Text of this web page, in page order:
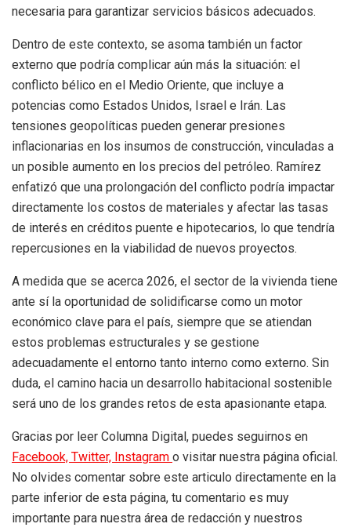
necesaria para garantizar servicios básicos adecuados.
Dentro de este contexto, se asoma también un factor
externo que podría complicar aún más la situación: el
conflicto bélico en el Medio Oriente, que incluye a
potencias como Estados Unidos, Israel e Irán. Las
tensiones geopolíticas pueden generar presiones
inflacionarias en los insumos de construcción, vinculadas a
un posible aumento en los precios del petróleo. Ramírez
enfatizó que una prolongación del conflicto podría impactar
directamente los costos de materiales y afectar las tasas
de interés en créditos puente e hipotecarios, lo que tendría
repercusiones en la viabilidad de nuevos proyectos.
A medida que se acerca 2026, el sector de la vivienda tiene
ante sí la oportunidad de solidificarse como un motor
económico clave para el país, siempre que se atiendan
estos problemas estructurales y se gestione
adecuadamente el entorno tanto interno como externo. Sin
duda, el camino hacia un desarrollo habitacional sostenible
será uno de los grandes retos de esta apasionante etapa.
Gracias por leer Columna Digital, puedes seguirnos en
Facebook, Twitter, Instagram o visitar nuestra página oficial.
No olvides comentar sobre este articulo directamente en la
parte inferior de esta página, tu comentario es muy
importante para nuestra área de redacción y nuestros